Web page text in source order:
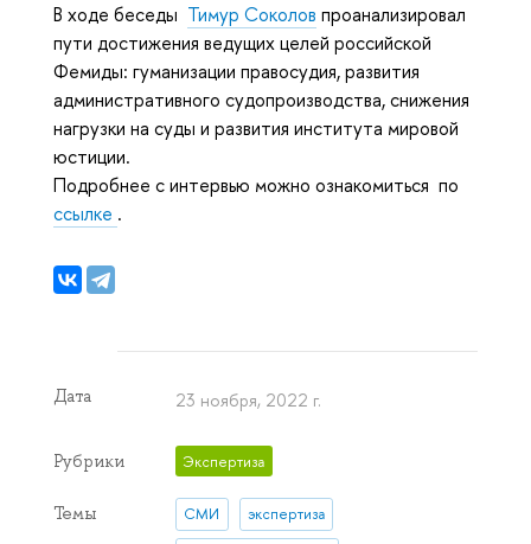
В ходе беседы Тимур Соколов проанализировал
пути достижения ведущих целей российской
Фемиды: гуманизации правосудия, развития
административного судопроизводства, снижения
нагрузки на суды и развития института мировой
юстиции.
Подробнее с интервью можно ознакомиться по
ссылке .
Дата 23 ноября, 2022 г.
Рубрики Экспертиза
Темы СМИ экспертиза